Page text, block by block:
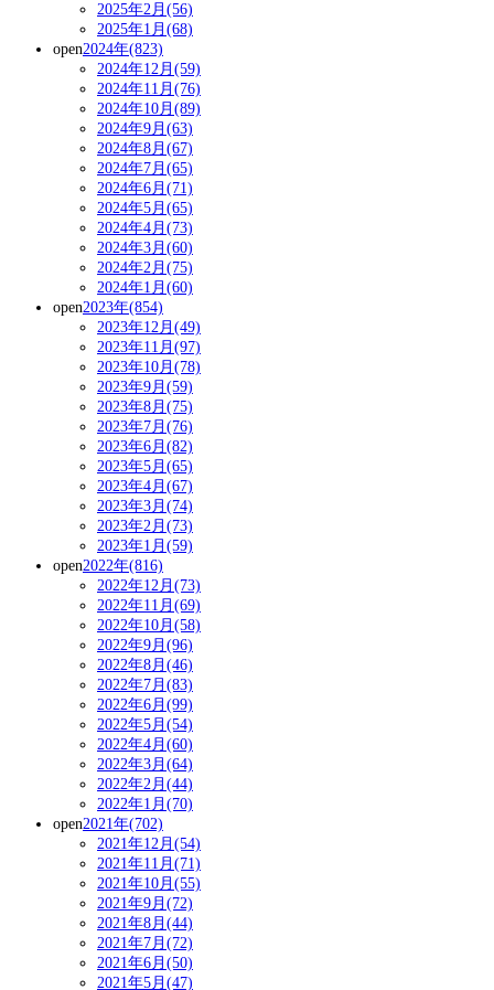
2025年2月(56)
2025年1月(68)
open2024年(823)
2024年12月(59)
2024年11月(76)
2024年10月(89)
2024年9月(63)
2024年8月(67)
2024年7月(65)
2024年6月(71)
2024年5月(65)
2024年4月(73)
2024年3月(60)
2024年2月(75)
2024年1月(60)
open2023年(854)
2023年12月(49)
2023年11月(97)
2023年10月(78)
2023年9月(59)
2023年8月(75)
2023年7月(76)
2023年6月(82)
2023年5月(65)
2023年4月(67)
2023年3月(74)
2023年2月(73)
2023年1月(59)
open2022年(816)
2022年12月(73)
2022年11月(69)
2022年10月(58)
2022年9月(96)
2022年8月(46)
2022年7月(83)
2022年6月(99)
2022年5月(54)
2022年4月(60)
2022年3月(64)
2022年2月(44)
2022年1月(70)
open2021年(702)
2021年12月(54)
2021年11月(71)
2021年10月(55)
2021年9月(72)
2021年8月(44)
2021年7月(72)
2021年6月(50)
2021年5月(47)